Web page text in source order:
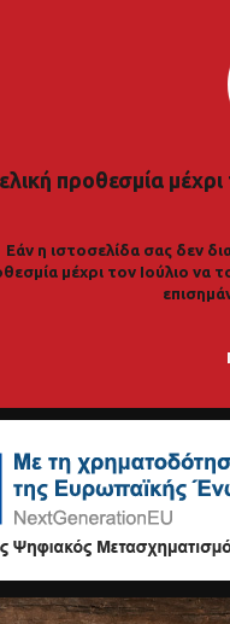
προθεσμία
Εάν η ιστοσελίδα σας δεν
μέχρι τον Ιούλιο να